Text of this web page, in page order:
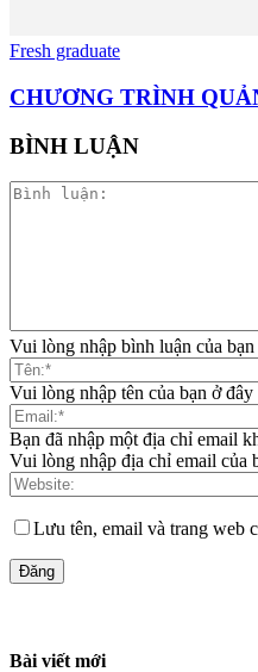
Fresh graduate
CHƯƠNG TRÌNH
BÌNH LUẬN
Vui lòng nhập bình luận của bạn
Vui lòng nhập tên của bạn ở đây
Bạn đã nhập một địa chỉ email
Vui lòng nhập địa chỉ email của
Lưu tên, email và trang web
Bài viết mới